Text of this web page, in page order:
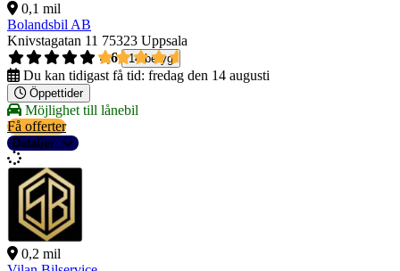
0,1 mil
Bolandsbil AB
Knivstagatan 11 75323 Uppsala
4,6
14 betyg
Du kan tidigast få tid: fredag den 14 augusti
Öppettider
Möjlighet till lånebil
Få offerter
Detaljer
0,2 mil